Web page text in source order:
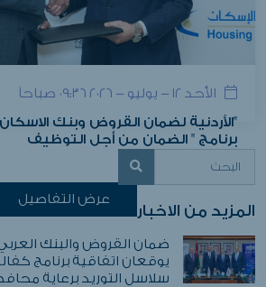
الأحد ١٢ - يوليو - ٢٠٢٦ ٠٩:٣٦ صباحاً
"الأردنية لضمان القروض وبنك
برنامج " الضمان من أجل التوظيف
عرض التفاصيل
المزيد من الاخبار
ضمان القروض والبنك
يوقعان اتفاقية برنامج
سلاسل التوريد برعاية